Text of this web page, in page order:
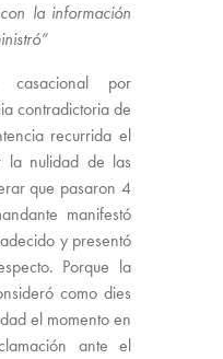
la información
casacional por
contradictoria de
recurrida el
nulidad de las
que pasaron 4
manifestó
y presentó
Porque la
como dies
el momento en
ante el